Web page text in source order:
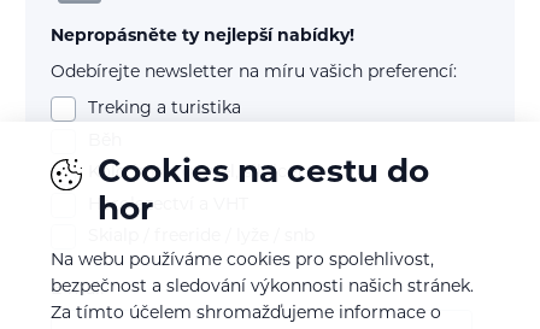
Nepropásněte ty nejlepší nabídky!
Odebírejte newsletter na míru vašich preferencí:
Treking a turistika
Kolo (mtb, gravel, silnice)
Horolezectví a VHT
E-mail
Cookies na cestu do
hor
Na webu používáme cookies pro spolehlivost,
bezpečnost a sledování výkonnosti našich stránek.
Za tímto účelem shromažďujeme informace o